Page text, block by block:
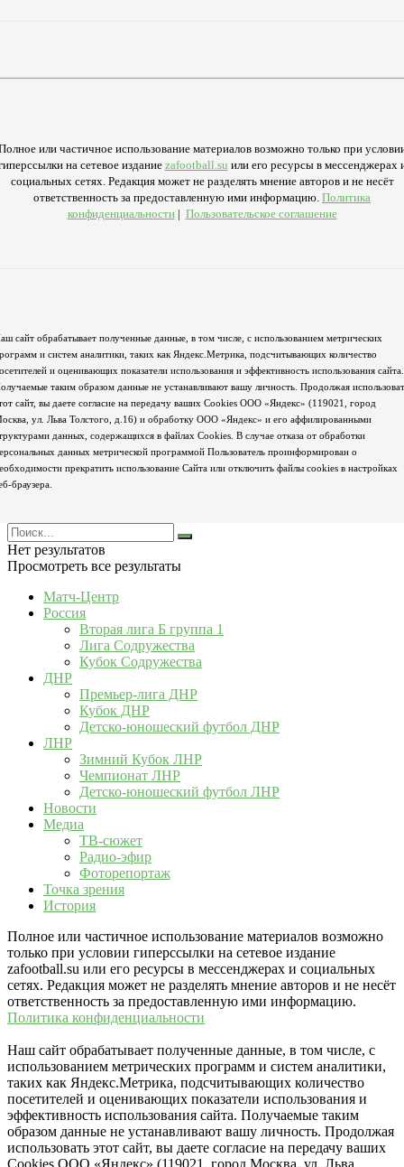
или частичное использование материалов возможно только при
на сетевое издание zafootball.su или его ресурсы в мессенджерах
социальных сетях. Редакция может не разделять мнение авторов и не несёт
ответственность за предоставленную ими информацию. Политика
конфиденциальности| Пользовательское соглашение
сайт обрабатывает полученные данные, в том числе, с использованием метрических
и систем аналитики, таких как Яндекс.Метрика, подсчитывающих количество
и оценивающих показатели использования и эффективность использования сайта.
таким образом данные не устанавливают вашу личность. Продолжая
сайт, вы даете согласие на передачу ваших Cookies ООО «Яндекс» (119021, город
ул. Льва Толстого, д.16) и обработку ООО «Яндекс» и его аффилированными
данных, содержащихся в файлах Cookies. В случае отказа от обработки
данных метрической программой Пользователь проинформирован о
прекратить использование Сайта или отключить файлы cookies в настройках
браузера.
Нет результатов
Просмотреть все результаты
Матч-Центр
Россия
Вторая лига Б группа 1
Лига Содружества
Кубок Содружества
ДНР
Премьер-лига ДНР
Кубок ДНР
Детско-юношеский футбол ДНР
ЛНР
Зимний Кубок ЛНР
Чемпионат ЛНР
Детско-юношеский футбол ЛНР
Новости
Медиа
ТВ-сюжет
Радио-эфир
Фоторепортаж
Точка зрения
История
Полное или частичное использование материалов возможно
только при условии гиперссылки на сетевое издание
zafootball.su или его ресурсы в мессенджерах и социальных
сетях. Редакция может не разделять мнение авторов и не несёт
ответственность за предоставленную ими информацию.
Политика конфиденциальности
Наш сайт обрабатывает полученные данные, в том числе, с
использованием метрических программ и систем аналитики,
таких как Яндекс.Метрика, подсчитывающих количество
посетителей и оценивающих показатели использования и
эффективность использования сайта. Получаемые таким
образом данные не устанавливают вашу личность. Продолжая
использовать этот сайт, вы даете согласие на передачу ваших
Cookies ООО «Яндекс» (119021, город Москва, ул. Льва